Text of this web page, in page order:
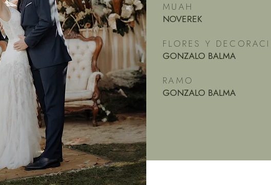
MUAH
NOVEREK
FLORES Y
GONZALO BALMA
RAMO
GONZALO BALMA